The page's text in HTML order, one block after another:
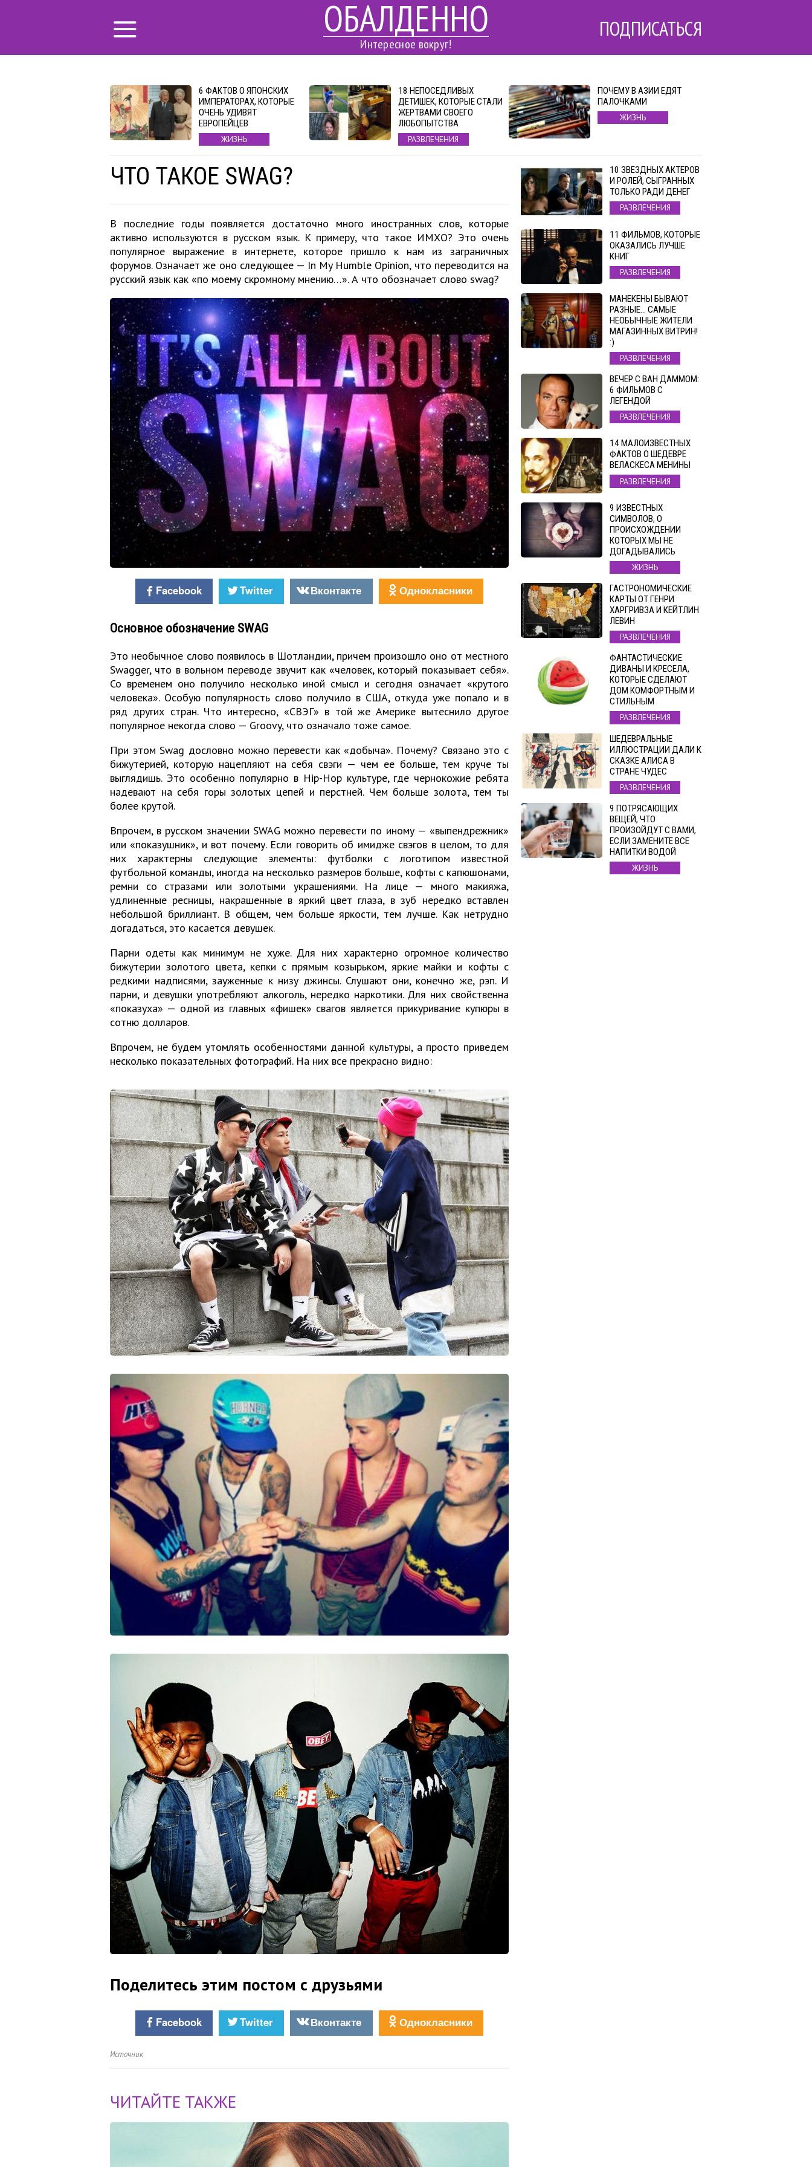
ОБАЛДЕННО
Интересное вокруг!
ПОДПИСАТЬСЯ
6 ФАКТОВ О ЯПОНСКИХ
ИМПЕРАТОРАХ, КОТОРЫЕ
ОЧЕНЬ УДИВЯТ
ЕВРОПЕЙЦЕВ
ЖИЗНЬ
18 НЕПОСЕДЛИВЫХ
ДЕТИШЕК, КОТОРЫЕ СТАЛИ
ЖЕРТВАМИ СВОЕГО
ЛЮБОПЫТСТВА
РАЗВЛЕЧЕНИЯ
ПОЧЕМУ В АЗИИ ЕДЯТ
ПАЛОЧКАМИ
ЖИЗНЬ
ЧТО ТАКОЕ SWAG?
В последние годы появляется достаточно много иностранных слов, которые
активно используются в русском язык. К примеру, что такое ИМХО? Это очень
популярное выражение в интернете, которое пришло к нам из заграничных
форумов. Означает же оно следующее — In My Humble Opinion, что переводится на
русский язык как «по моему скромному мнению…». А что обозначает слово swag?
Facebook Twitter Вконтакте Однокласники
Основное обозначение SWAG
Это необычное слово появилось в Шотландии, причем произошло оно от местного
Swagger, что в вольном переводе звучит как «человек, который показывает себя».
Со временем оно получило несколько иной смысл и сегодня означает «крутого
человека». Особую популярность слово получило в США, откуда уже попало и в
ряд других стран. Что интересно, «СВЭГ» в той же Америке вытеснило другое
популярное некогда слово — Groovy, что означало тоже самое.
При этом Swag дословно можно перевести как «добыча». Почему? Связано это с
бижутерией, которую нацепляют на себя свэги — чем ее больше, тем круче ты
выглядишь. Это особенно популярно в Hip-Hop культуре, где чернокожие ребята
надевают на себя горы золотых цепей и перстней. Чем больше золота, тем ты
более крутой.
Впрочем, в русском значении SWAG можно перевести по иному — «выпендрежник»
или «показушник», и вот почему. Если говорить об имидже свэгов в целом, то для
них характерны следующие элементы: футболки с логотипом известной
футбольной команды, иногда на несколько размеров больше, кофты с капюшонами,
ремни со стразами или золотыми украшениями. На лице — много макияжа,
удлиненные ресницы, накрашенные в яркий цвет глаза, в зуб нередко вставлен
небольшой бриллиант. В общем, чем больше яркости, тем лучше. Как нетрудно
догадаться, это касается девушек.
Парни одеты как минимум не хуже. Для них характерно огромное количество
бижутерии золотого цвета, кепки с прямым козырьком, яркие майки и кофты с
редкими надписями, зауженные к низу джинсы. Слушают они, конечно же, рэп. И
парни, и девушки употребляют алкоголь, нередко наркотики. Для них свойственна
«показуха» — одной из главных «фишек» свагов является прикуривание купюры в
сотню долларов.
Впрочем, не будем утомлять особенностями данной культуры, а просто приведем
несколько показательных фотографий. На них все прекрасно видно:
Поделитесь этим постом с друзьями
Facebook Twitter Вконтакте Однокласники
Источник
ЧИТАЙТЕ ТАКЖЕ
10 ЗВЕЗДНЫХ АКТЕРОВ
И РОЛЕЙ, СЫГРАННЫХ
ТОЛЬКО РАДИ ДЕНЕГ
РАЗВЛЕЧЕНИЯ
11 ФИЛЬМОВ, КОТОРЫЕ
ОКАЗАЛИСЬ ЛУЧШЕ
КНИГ
РАЗВЛЕЧЕНИЯ
МАНЕКЕНЫ БЫВАЮТ
РАЗНЫЕ… САМЫЕ
НЕОБЫЧНЫЕ ЖИТЕЛИ
МАГАЗИННЫХ ВИТРИН!
:)
РАЗВЛЕЧЕНИЯ
ВЕЧЕР С ВАН ДАММОМ:
6 ФИЛЬМОВ С
ЛЕГЕНДОЙ
РАЗВЛЕЧЕНИЯ
14 МАЛОИЗВЕСТНЫХ
ФАКТОВ О ШЕДЕВРЕ
ВЕЛАСКЕСА МЕНИНЫ
РАЗВЛЕЧЕНИЯ
9 ИЗВЕСТНЫХ
СИМВОЛОВ, О
ПРОИСХОЖДЕНИИ
КОТОРЫХ МЫ НЕ
ДОГАДЫВАЛИСЬ
ЖИЗНЬ
ГАСТРОНОМИЧЕСКИЕ
КАРТЫ ОТ ГЕНРИ
ХАРГРИВЗА И КЕЙТЛИН
ЛЕВИН
РАЗВЛЕЧЕНИЯ
ФАНТАСТИЧЕСКИЕ
ДИВАНЫ И КРЕСЕЛА,
КОТОРЫЕ СДЕЛАЮТ
ДОМ КОМФОРТНЫМ И
СТИЛЬНЫМ
РАЗВЛЕЧЕНИЯ
ШЕДЕВРАЛЬНЫЕ
ИЛЛЮСТРАЦИИ ДАЛИ К
СКАЗКЕ АЛИСА В
СТРАНЕ ЧУДЕС
РАЗВЛЕЧЕНИЯ
9 ПОТРЯСАЮЩИХ
ВЕЩЕЙ, ЧТО
ПРОИЗОЙДУТ С ВАМИ,
ЕСЛИ ЗАМЕНИТЕ ВСЕ
НАПИТКИ ВОДОЙ
ЖИЗНЬ